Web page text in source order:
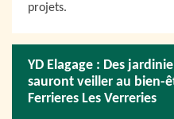
projets.
YD Elagage : Des
sauront veiller au bien-
Ferrieres Les Verreries